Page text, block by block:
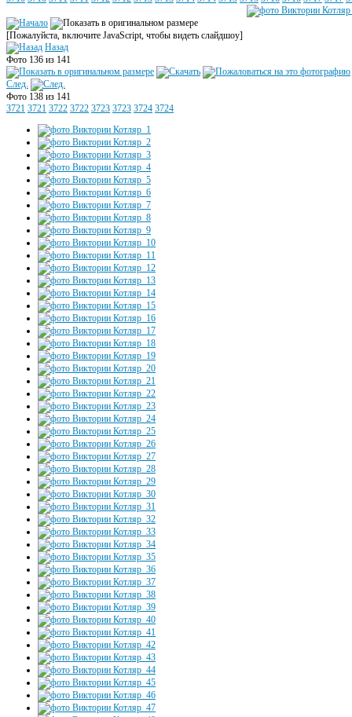
[Пожалуйста, включите JavaScript, чтобы видеть слайдшоу]
Назад
Фото 136 из 141
След.
Фото 138 из 141
3721 3721 3722 3722 3723 3723 3724 3724